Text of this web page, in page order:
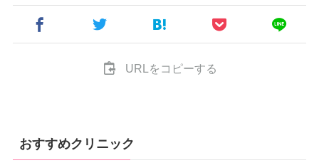
URLをコピーする
おすすめクリニック